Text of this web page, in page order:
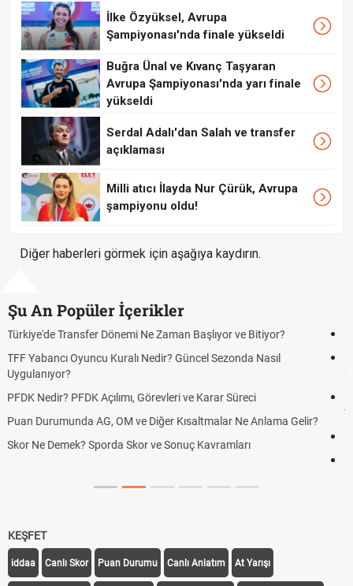
İlke Özyüksel, Avrupa
Şampiyonası'nda finale yükseldi
Buğra Ünal ve Kıvanç Taşyaran
Avrupa Şampiyonası'nda yarı finale
yükseldi
Serdal Adalı'dan Salah ve transfer
açıklaması
Milli atıcı İlayda Nur Çürük, Avrupa
şampiyonu oldu!
Diğer haberleri görmek için aşağıya kaydırın.
Şu An Popüler İçerikler
Futbol Nasıl Oynanır? Temel Futbol Kuralları
Deplasman Golü Kuralı Nedir? Hangi Organizasyonlarda
Uygulanıyor?
DGS Sonuçları Ne Zaman Açıklanacak 2026? ÖSYM Sonuç
KEŞFET
iddaa Canlı Skor Puan Durumu Canlı Anlatım At Yarışı